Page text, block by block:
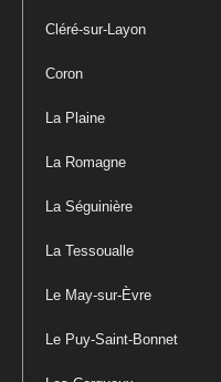
Cléré-sur-Layon
Coron
La Plaine
La Romagne
La Séguinière
La Tessoualle
Le May-sur-Èvre
Le Puy-Saint-Bonnet